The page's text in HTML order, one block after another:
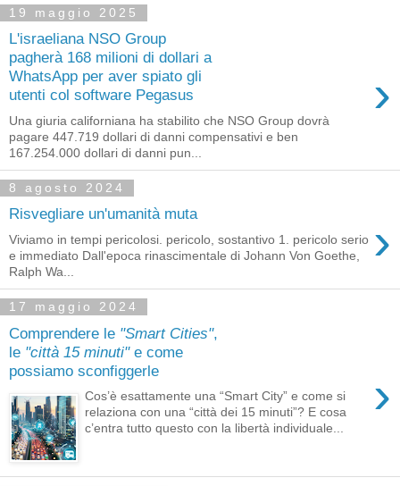
19 maggio 2025
L'israeliana NSO Group
pagherà 168 milioni di dollari a
WhatsApp per aver spiato gli
utenti col software Pegasus
›
Una giuria californiana ha stabilito che NSO Group dovrà
pagare 447.719 dollari di danni compensativi e ben
167.254.000 dollari di danni pun...
8 agosto 2024
Risvegliare un'umanità muta ›
Viviamo in tempi pericolosi. pericolo, sostantivo 1. pericolo serio
e immediato Dall'epoca rinascimentale di Johann Von Goethe,
Ralph Wa...
17 maggio 2024
Comprendere le "Smart Cities",
le "città 15 minuti"e come
possiamo sconfiggerle
›
Cos’è esattamente una “Smart City” e come si
relaziona con una “città dei 15 minuti”? E cosa
c’entra tutto questo con la libertà individuale...